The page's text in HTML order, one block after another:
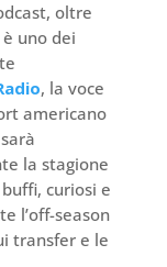
oltre
uno dei
, la voce
americano
la stagione
curiosi e
l’off-season
transfer e le